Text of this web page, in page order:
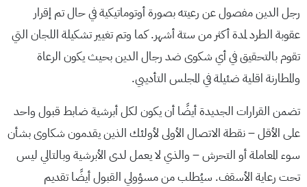
رجل الدين مفصول عن رعيته بصورة أوتوماتيكية في حال تم إقرار
عقوبة الطرد لمدة أكثر من ستة أشهر. كما وتم تغيير تشكيلة اللجان التي
تقوم بالتحقيق في أي شكوى ضد رجال الدين بحيث يكون الرعاة
والمطارنة اقلية ضئيلة في المجلس التأديبي.
تضمن القرارات الجديدة أيضًا أن يكون لكل أبرشية ضابط قبول واحد
على الأقل – نقطة الاتصال الأولى لأولئك الذين يقدمون شكاوى بشأن
سوء المعاملة أو التحرش – والذي لا يعمل لدى الأبرشية وبالتالي ليس
تحت رعاية الأسقف. سيُطلب من مسؤولي القبول أيضًا تقديم